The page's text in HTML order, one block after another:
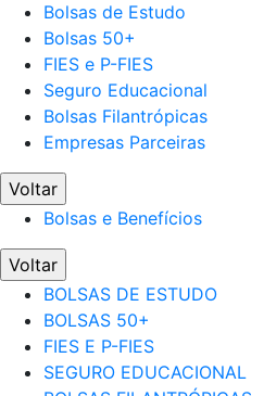
Bolsas de Estudo
Bolsas 50+
FIES e P-FIES
Seguro Educacional
Bolsas Filantrópicas
Empresas Parceiras
Voltar
Bolsas e Benefícios
Voltar
BOLSAS DE ESTUDO
BOLSAS 50+
FIES E P-FIES
SEGURO EDUCACIONAL